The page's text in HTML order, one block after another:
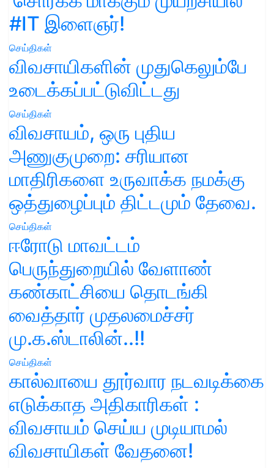
#IT இளைஞர்!
செய்திகள்
விவசாயிகளின் முதுகெலும்பே
உடைக்கப்பட்டுவிட்டது
செய்திகள்
விவசாயம், ஒரு புதிய
அணுகுமுறை: சரியான
மாதிரிகளை உருவாக்க நமக்கு
ஒத்துழைப்பும் திட்டமும் தேவை.
செய்திகள்
ஈரோடு மாவட்டம்
பெருந்துறையில் வேளாண்
கண்காட்சியை தொடங்கி
வைத்தார் முதலமைச்சர்
மு.க.ஸ்டாலின்..!!
செய்திகள்
கால்வாயை தூர்வார நடவடிக்கை
எடுக்காத அதிகாரிகள் :
விவசாயம் செய்ய முடியாமல்
விவசாயிகள் வேதனை!